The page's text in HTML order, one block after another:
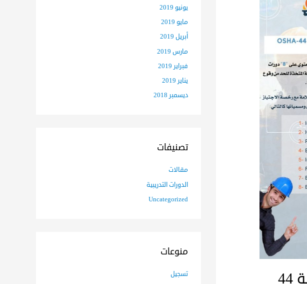
برنامج شهادة أخصائي الصحة والسلامة المهنية 44
يونيو 2019
مايو 2019
أبريل 2019
مارس 2019
فبراير 2019
يناير 2019
ديسمبر 2018
تصنيفات
مقالات
الدورات التدريبية
Uncategorized
منوعات
تسجيل